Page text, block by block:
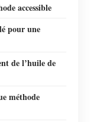
accessible
pour une
de l’huile de
méthode